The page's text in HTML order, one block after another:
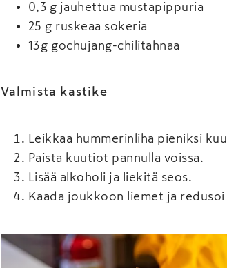
0,3 g jauhettua mustapippuria
25 g ruskeaa sokeria
13 g gochujang-chilitahnaa
Valmista kastike
Leikkaa hummerinliha pieniksi
Paista kuutiot pannulla voissa.
Lisää alkoholi ja liekitä seos.
Kaada joukkoon liemet ja